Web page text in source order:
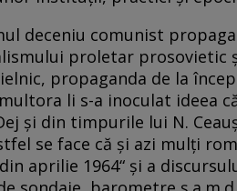
deceniu comunist
proletar prosovietic
propaganda de la
li s-a inoculat ideea
şi din timpurile lui N.
se face că şi azi mulţi
aprilie 1964“ şi a